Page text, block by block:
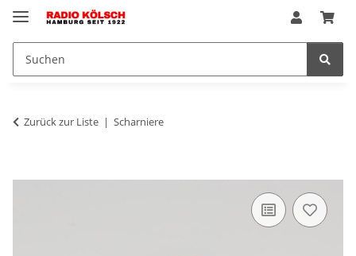
Zurück zur Liste Scharniere